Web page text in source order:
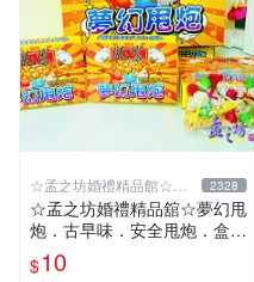
☆孟之坊婚禮精品館☆超
商取貨付款
2328
☆孟之坊婚禮精品舘☆夢幻甩
炮．古早味．安全甩炮．盒裝
甩炮 ．懷舊童玩 ．整人玩具
$10